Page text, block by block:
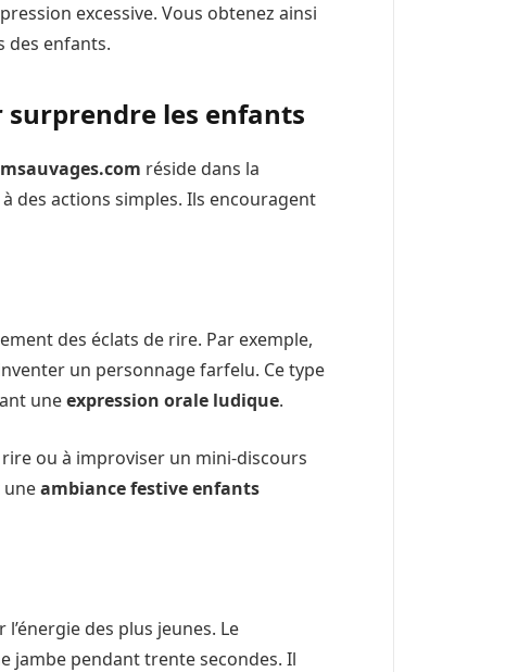
excessive. Vous obtenez ainsi
des enfants.
surprendre les enfants
réside dans la
des actions simples. Ils encouragent
des éclats de rire. Par exemple,
un personnage farfelu. Ce type
uneexpression orale ludique.
ou à improviser un mini-discours
uneambiance festive enfants
des plus jeunes. Le
jambe pendant trente secondes. Il